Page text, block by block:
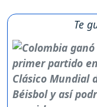
Te